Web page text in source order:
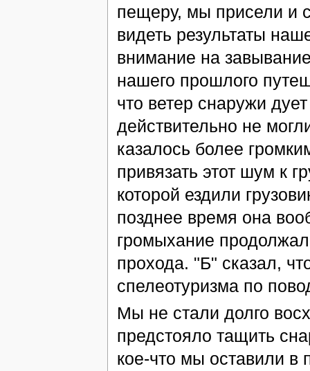
пещеру, мы присели и
видеть результаты
внимание на
нашего прошлого
что ветер снаружи
действительно не
казалось более
привязать этот шум к
которой ездили
позднее время она
громыхание
прохода. "Б" сказал,
спелеотуризма по
Мы не стали долго
предстояло тащить
кое-что мы оставили